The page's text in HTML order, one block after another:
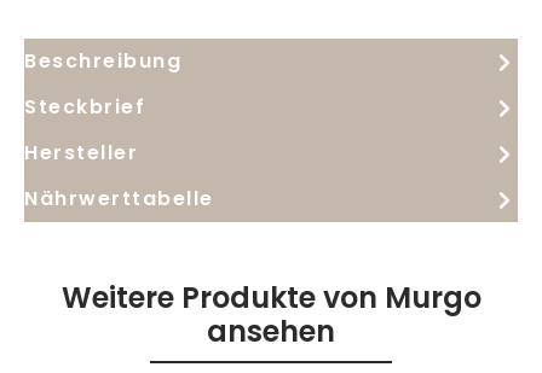
Beschreibung
Steckbrief
Hersteller
Nährwerttabelle
Weitere Produkte von Murgo
ansehen